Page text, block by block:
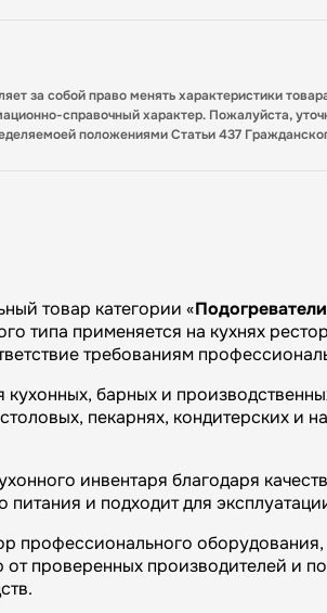
за собой право менять характеристики
справочный характер. Пожалуйста,
положениями Статьи 437
товар категории «
типа применяется на кухнях
требованиям
барных и
пекарнях, кондитерских и
инвентаря благодаря
и подходит для
профессионального
проверенных производителей и